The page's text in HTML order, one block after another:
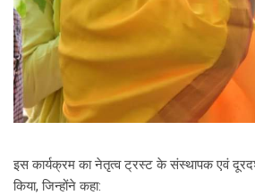
इस कार्यक्रम का नेतृत्व ट्रस्ट के संस्थापक एवं
किया, जिन्होंने कहा: